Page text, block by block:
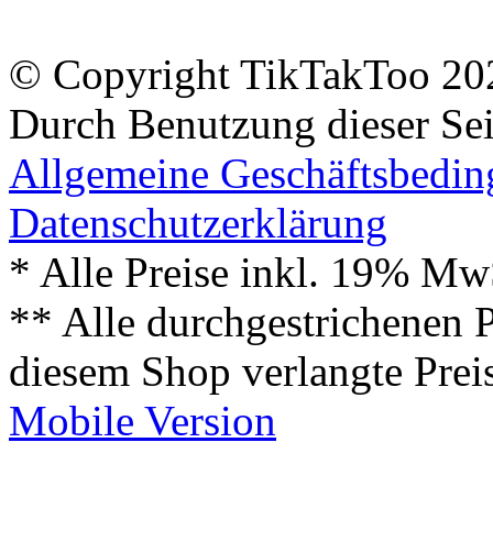
© Copyright TikTakToo
Durch Benutzung dieser
Allgemeine
Datenschutzerklärung
* Alle Preise inkl. 19%
** Alle durchgestrichenen
diesem Shop verlangte
Mobile Version